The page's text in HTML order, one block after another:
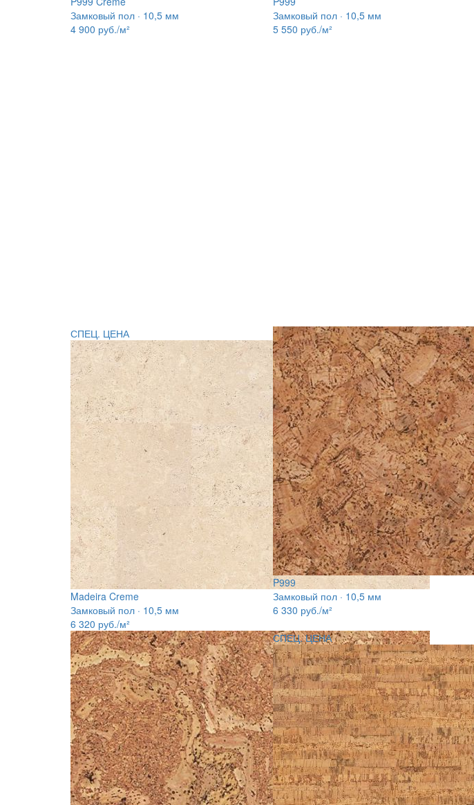
Замковый пол · 10,5 мм
4 900 руб./м²
Замковый пол · 10,5 мм
5 550 руб./м²
СПЕЦ. ЦЕНА
Madeira Creme
Замковый пол · 10,5 мм
6 320 руб./м²
P999
Замковый пол · 10,5 мм
6 330 руб./м²
СПЕЦ. ЦЕНА